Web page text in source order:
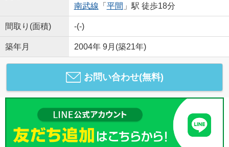
南武線 「 平間 」駅 徒歩18分
間取り(面積) -(-)
築年月 2004年 9月(築21年)
お問い合わせ(無料)